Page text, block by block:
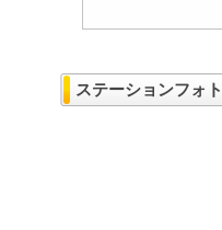
ステーションフォ